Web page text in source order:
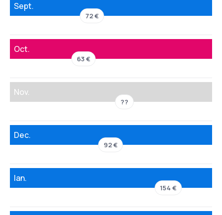
Sept.
72 €
Oct.
63 €
Nov.
??
Dec.
92 €
Ian.
154 €